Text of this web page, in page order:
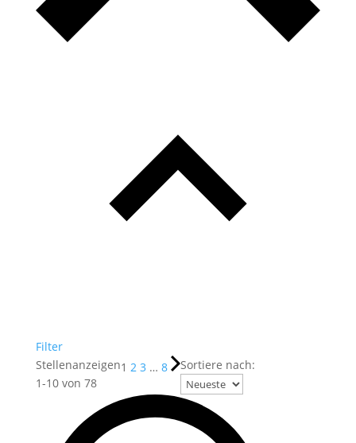
Filter
Stellenanzeigen
1-10von 78
1 2 3 … 8 Sortiere nach: